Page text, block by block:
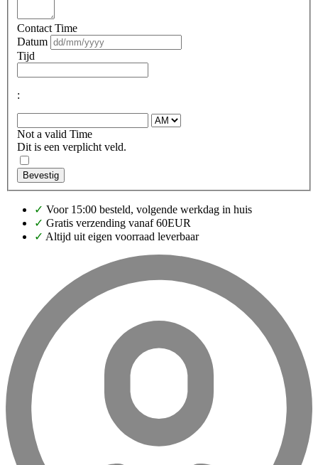
Contact Time
Datum
Tijd
:
Not a valid Time
Dit is een verplicht veld.
Bevestig
✓ Voor 15:00 besteld, volgende werkdag in huis
✓ Gratis verzending vanaf 60EUR
✓ Altijd uit eigen voorraad leverbaar